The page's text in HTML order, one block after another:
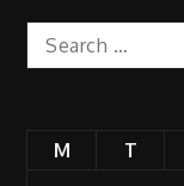
Search
for:
M
T